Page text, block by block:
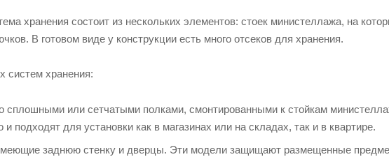
хранения состоит из нескольких элементов: стоек министеллажа, на
В готовом виде у конструкции есть много отсеков для хранения.
систем хранения:
сплошными или сетчатыми полками, смонтированными к стойкам
и подходят для установки как в магазинах или на складах, так и в квартире.
заднюю стенку и дверцы. Эти модели защищают размещенные